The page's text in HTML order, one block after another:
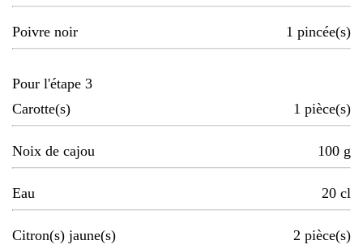
Poivre noir 1 pincée(s)
Pour l'étape 3
Carotte(s)
1 pièce(s)
Noix de cajou 100 g
Eau 20 cl
Citron(s) jaune(s) 2 pièce(s)